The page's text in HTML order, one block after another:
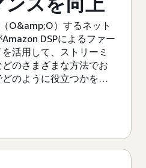
O&amp;O）するネット
DSPによるファー
活用して、ストリーミ
のさまざまな方法でお
のように役立つかをご